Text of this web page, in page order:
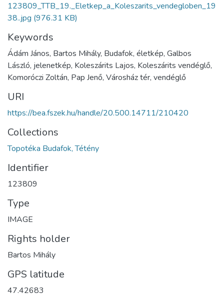
123809_TTB_19._Eletkep_a_Koleszarits_vendegloben_19
38..jpg (976.31 KB)
Keywords
Ádám János, Bartos Mihály, Budafok, életkép, Galbos
László, jelenetkép, Koleszárits Lajos, Koleszárits vendéglő,
Komoróczi Zoltán, Pap Jenő, Városház tér, vendéglő
URI
https://bea.fszek.hu/handle/20.500.14711/210420
Collections
Topotéka Budafok, Tétény
Identifier
123809
Type
IMAGE
Rights holder
Bartos Mihály
GPS latitude
47.42683